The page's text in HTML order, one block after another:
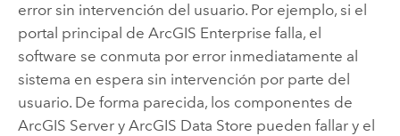
error sin intervención del usuario. Por ejemplo, si el
portal principal de ArcGIS Enterprise falla, el
software se conmuta por error inmediatamente al
sistema en espera sin intervención por parte del
usuario. De forma parecida, los componentes de
ArcGIS Servery ArcGIS Data Store pueden fallar y el